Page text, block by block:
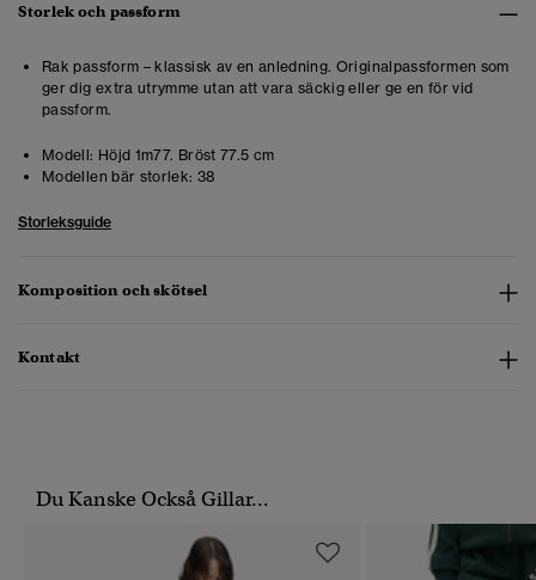
Storlek och passform
Rak passform – klassisk av en anledning. Originalpassformen som
ger dig extra utrymme utan att vara säckig eller ge en för vid
passform.
Modell: Höjd 1m77. Bröst 77.5 cm
Modellen bär storlek: 38
Storleksguide
Komposition och skötsel
Kontakt
Du Kanske Också Gillar...